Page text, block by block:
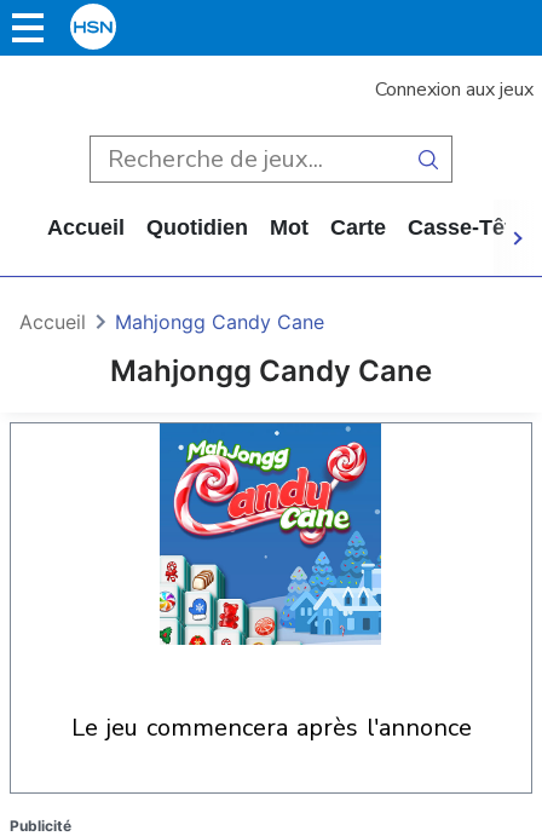
Connexion aux jeux
Accueil Quotidien Mot Carte Casse-Tête
Mahjongg Candy Cane
Accueil Mahjongg Candy Cane
le jeu commencera après l'annonce
Publicité